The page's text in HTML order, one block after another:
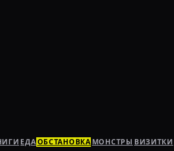
ЕДАОБСТАНОВКА МОНСТРЫ ВИЗИТКИ